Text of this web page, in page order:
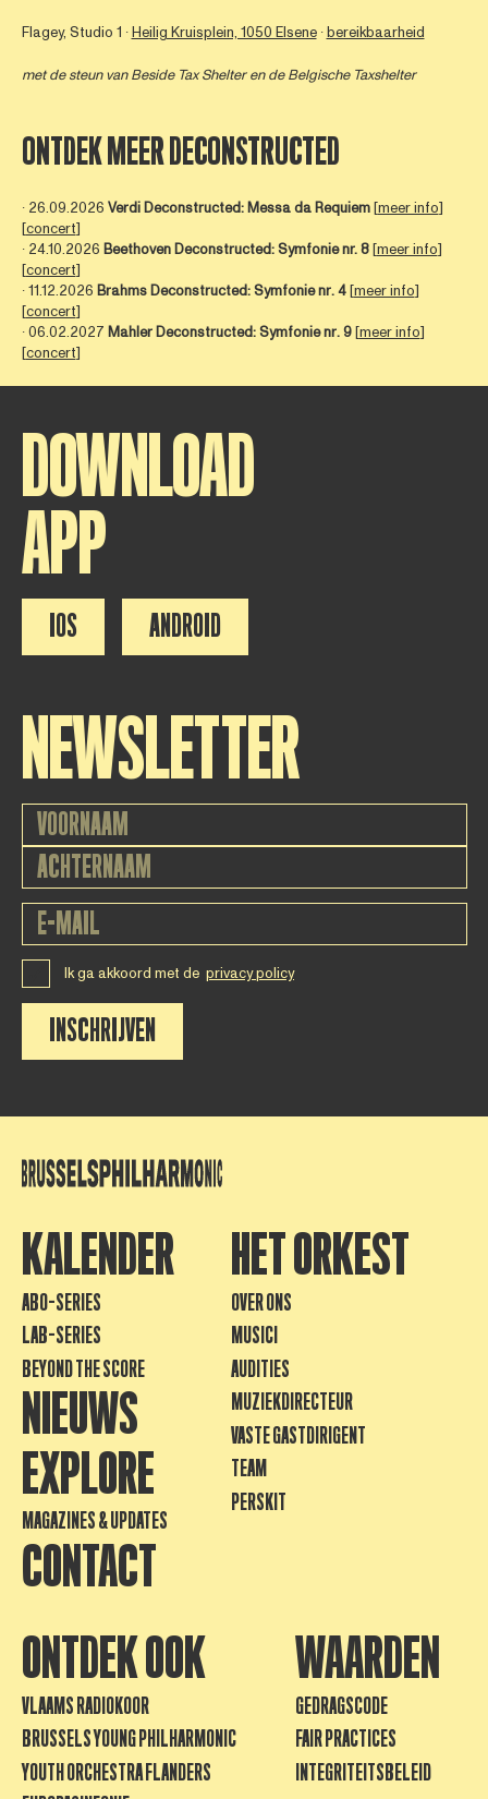
Flagey, Studio 1 ∙Heilig Kruisplein, 1050 Elsene∙bereikbaarheid
met de steun vanBeside Tax Shelteren de Belgische Taxshelter
ONTDEK MEER DECONSTRUCTED
∙ 26.09.2026 Verdi Deconstructed: Messa da Requiem [meer info]
[concert]
∙ 24.10.2026 Beethoven Deconstructed: Symfonie nr. 8 [meer info]
[concert]
∙ 11.12.2026 Brahms Deconstructed: Symfonienr. 4 [meer info]
[concert]
∙ 06.02.2027 Mahler Deconstructed: Symfonienr. 9 [meer info]
[concert]
DOWNLOAD
APP
IOS ANDROID
NEWSLETTER
Ik ga akkoord met de privacy policy
INSCHRIJVEN
KALENDER
ABO-SERIES
LAB-SERIES
BEYOND THE SCORE
NIEUWS
EXPLORE
MAGAZINES & UPDATES
CONTACT
HET ORKEST
OVER ONS
MUSICI
AUDITIES
MUZIEKDIRECTEUR
VASTE GASTDIRIGENT
TEAM
PERSKIT
ONTDEK OOK
VLAAMS RADIOKOOR
BRUSSELS YOUNG PHILHARMONIC
YOUTH ORCHESTRA FLANDERS
WAARDEN
GEDRAGSCODE
FAIR PRACTICES
INTEGRITEITSBELEID